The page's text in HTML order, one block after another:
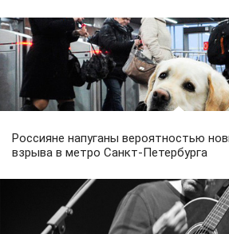
Россияне напуганы вероятностью
взрыва в метро Санкт-Петербурга